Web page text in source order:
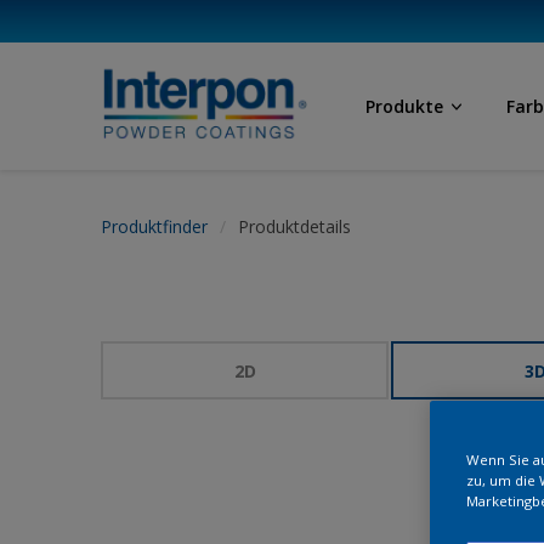
Produkte
Produktfinder Produktdetails
2D 3D
Wenn Sie
zu, um die